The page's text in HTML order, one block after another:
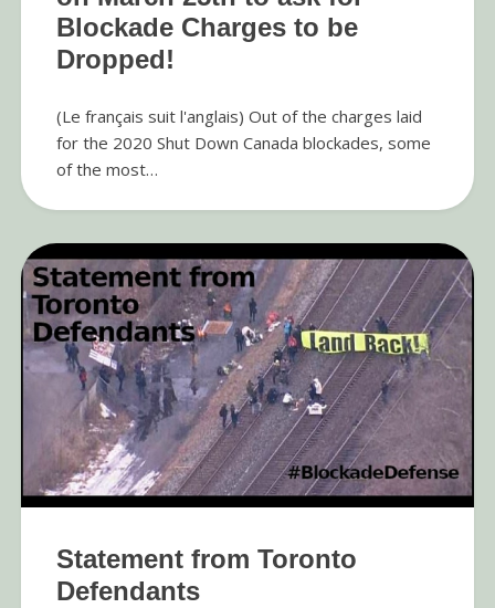
Blockade Charges to be
Dropped!
(Le français suit l'anglais) Out of the charges laid
for the 2020 Shut Down Canada blockades, some
of the most…
Statement from Toronto
Defendants